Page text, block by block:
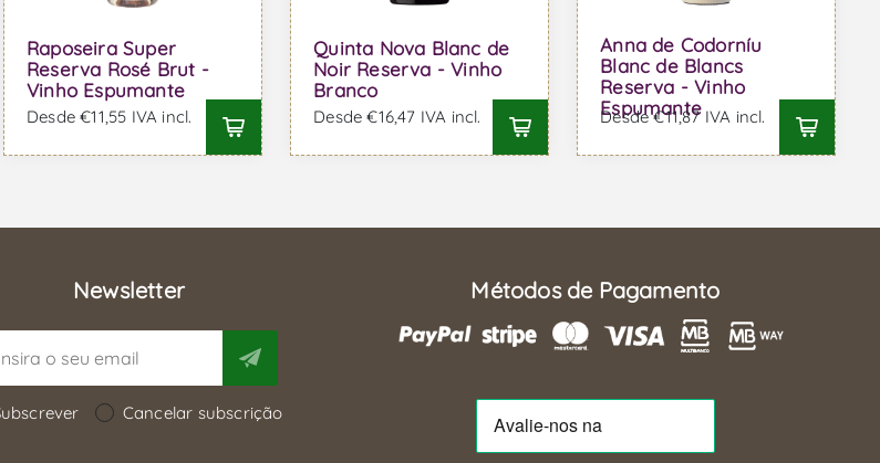
Raposeira Super
Reserva Rosé Brut -
Vinho Espumante
Desde €11,55 IVA incl.
Quinta Nova Blanc de
Noir Reserva - Vinho
Branco
Desde €16,47 IVA incl.
Anna de Codorníu
Blanc de Blancs
Reserva - Vinho
Espumante
Desde €11,87 IVA incl.
Newsletter
Cancelar subscrição
Métodos de Pagamento